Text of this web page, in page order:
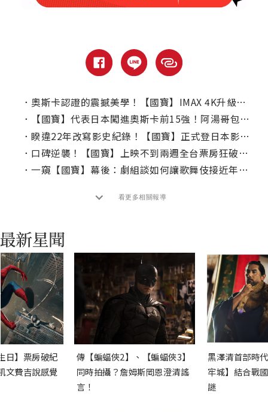
． 奧斯卡認證的震撼美學！【國寶】IMAX 4K升級版華麗登台
．
【國寶】代表日本闖進奧斯卡前15強！阿湯哥包場力挺：一定要在大銀幕看
． 睽違22年改寫影史紀錄！【國寶】正式登日本影史真人電影票房冠軍
． 口碑逆襲！【國寶】上映不到兩週全台票房狂破1210萬！
． 一窺【國寶】幕後：劇組談如何讓歌舞伎接近年輕世代？
看更多相關報導
日】票房破紀
文費吉說感覺
傳【蝙蝠俠2】、【蝙蝠俠3】
同時拍攝？詹姆斯岡恩澄清謠
言！
黑澤清首部時
牢城】結合戰
謎